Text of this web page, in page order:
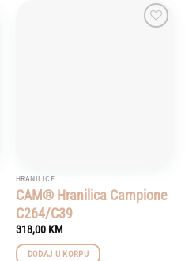
HRANILICE
CAM® Hranilica Campione
C264/C39
318,00 KM
DODAJ U KORPU